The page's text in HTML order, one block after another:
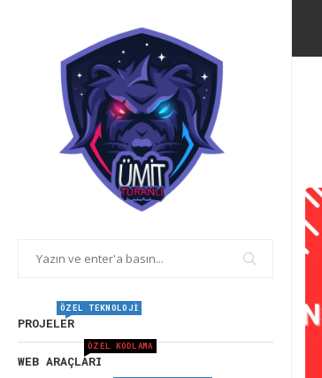
PROJELER
ÖZEL TEKNOLOJI
WEB ARAÇLARI
ÖZEL KODLAMA